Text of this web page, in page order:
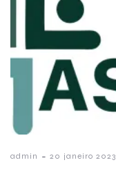
admin - 20 janeiro 2023